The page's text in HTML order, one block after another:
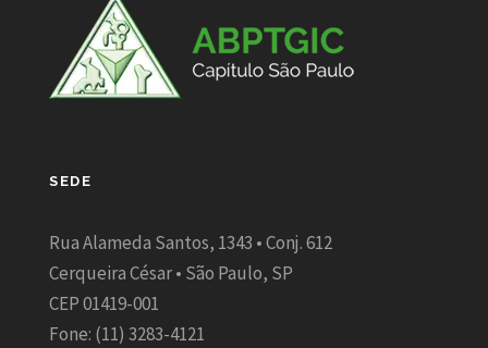
SEDE
Rua Alameda Santos, 1343 • Conj. 612
Cerqueira César • São Paulo, SP
CEP 01419-001
Fone: (11) 3283-4121